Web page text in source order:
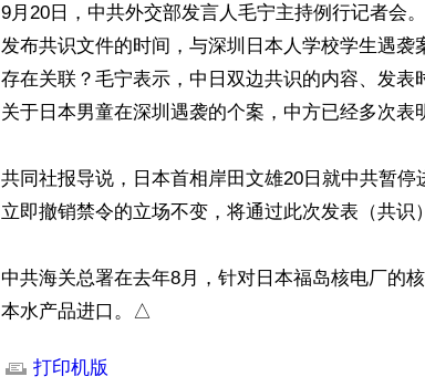
9月20日，中共外交部发言人毛宁主持例行记者会
发布共识文件的时间，与深圳日本人学校学生遇
存在关联？毛宁表示，中日双边共识的内容、发表
关于日本男童在深圳遇袭的个案，中方已经多次表
共同社报导说，日本首相岸田文雄20日就中共暂
立即撤销禁令的立场不变，将通过此次发表（共识
中共海关总署在去年8月，针对日本福岛核电厂的
本水产品进口。△
打印机版